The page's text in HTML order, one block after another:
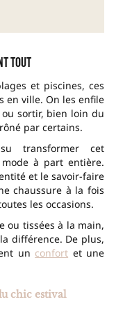
tout
et piscines, ces
en ville. On les enfile
ou sortir, bien loin du
par certains.
transformer cet
à part entière.
et le savoir-faire
chaussure à la fois
les occasions.
ou tissées à la main,
différence. De plus,
un confort et une
chic estival